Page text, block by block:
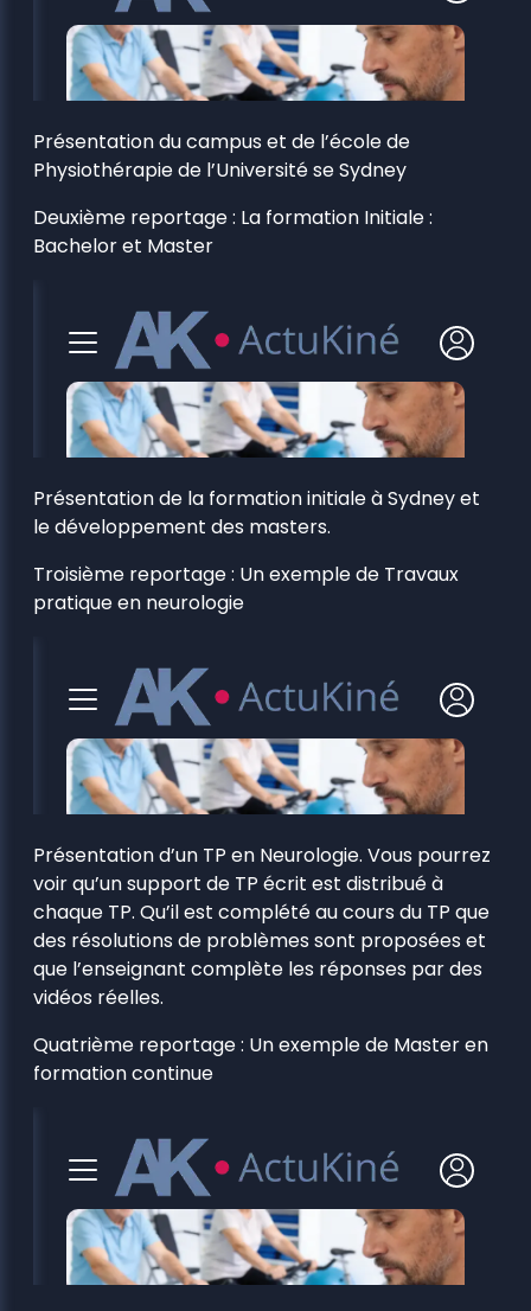
Présentation du campus et de l’école de
Physiothérapie de l’Université se Sydney
Deuxième reportage : La formation Initiale :
Bachelor et Master
Présentation de la formation initiale à Sydney et
le développement des masters.
Troisième reportage : Un exemple de Travaux
pratique en neurologie
Présentation d’un TP en Neurologie. Vous pourrez
voir qu’un support de TP écrit est distribué à
chaque TP. Qu’il est complété au cours du TP que
des résolutions de problèmes sont proposées et
que l’enseignant complète les réponses par des
vidéos réelles.
Quatrième reportage : Un exemple de Master en
formation continue